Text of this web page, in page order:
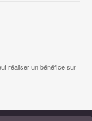
réaliser un bénéfice sur